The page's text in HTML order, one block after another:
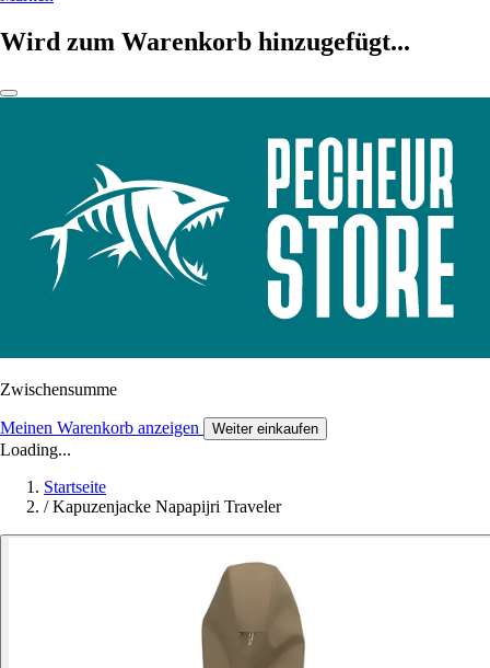
Wird zum Warenkorb hinzugefügt...
Zwischensumme
Meinen Warenkorb anzeigen Weiter einkaufen
Loading...
Startseite
/ Kapuzenjacke Napapijri Traveler